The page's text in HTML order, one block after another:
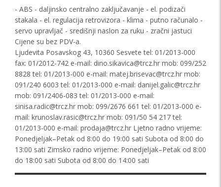
- ABS - daljinsko centralno zaključavanje - el. podizači
stakala - el. regulacija retrovizora - klima - putno računalo -
servo upravljač - središnji naslon za ruku - zračni jastuci
Cijene su bez PDV-a.
Ljudevita Posavskog 43, 10360 Sesvete tel: 01/2013-000
fax: 01/2012-742 e-mail: dino.sikavica@trcz.hr mob: 099/252
8828 tel: 01/2013-000 e-mail: matej.brisevac@trcz.hr mob:
091/240 6003 tel: 01/2013-000 e-mail: danijel.galic@trcz.hr
mob: 091/2406-083 tel: 01/2013-000 e-mail:
sinisa.radic@trcz.hr mob: 099/2676 661 tel: 01/2013-000 e-
mail: krunoslav.rasic@trcz.hr mob: 091/50 54 217 tel:
01/2013-000 e-mail: prodaja@trcz.hr Ljetno radno vrijeme:
Ponedjeljak–Petak od 8:00 do 19:00 sati Subota od 8:00 do
13:00 sati Zimsko radno vrijeme: Ponedjeljak–Petak od 8:00
do 18:00 sati Subota od 8:00 do 14:00 sati